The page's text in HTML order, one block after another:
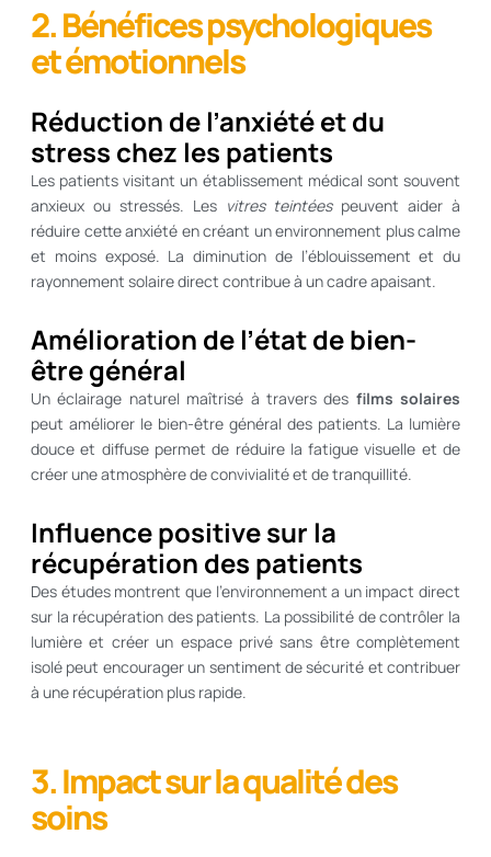
2. Bénéfices psychologiques
et émotionnels
Réduction de l’anxiété et du
stress chez les patients
Les patients visitant un établissement médical sont souvent
anxieux ou stressés. Les vitres teintéespeuvent aider à
réduire cette anxiété en créant un environnement plus calme
et moins exposé. La diminution de l’éblouissement et du
rayonnement solaire direct contribue à un cadre apaisant.
Amélioration de l’état de bien-
être général
Un éclairage naturel maîtrisé à travers des films solaires
peut améliorer le bien-être général des patients. La lumière
douce et diffuse permet de réduire la fatigue visuelle et de
créer une atmosphère de convivialité et de tranquillité.
Influence positive sur la
récupération des patients
Des études montrent que l’environnement a un impact direct
sur la récupération des patients. La possibilité de contrôler la
lumière et créer un espace privé sans être complètement
isolé peut encourager un sentiment de sécurité et contribuer
à une récupération plus rapide.
3. Impact sur la qualité des
soins